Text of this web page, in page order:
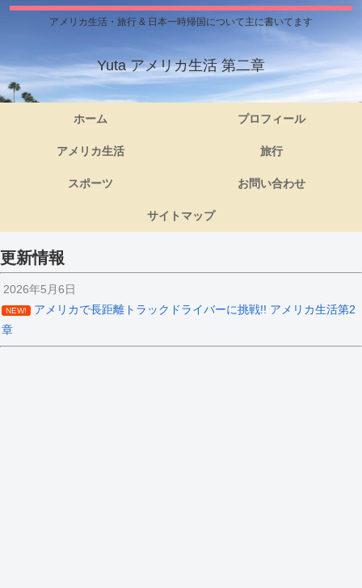
アメリカ生活・旅行 & 日本一時帰国について主に書いてます
Yuta アメリカ生活 第二章
ホーム プロフィール
アメリカ生活 旅行
スポーツ お問い合わせ
サイトマップ
更新情報
2026年5月6日
NEW!
アメリカで長距離トラックドライバーに挑戦!! アメリカ生活第2
章